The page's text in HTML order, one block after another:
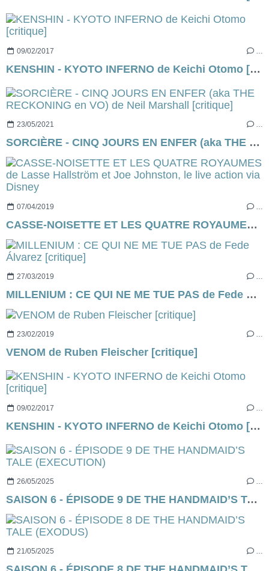
09/02/2017 …
KENSHIN - KYOTO INFERNO de Keichi Otomo [critique]
23/05/2021 …
SORCIÈRE - CINQ JOURS EN ENFER (aka THE RECKONING en VO) de Neil Marshall [critique]
07/04/2019
CASSE-NOISETTE ET LES QUATRE ROYAUMES de Lasse Hallström et Joe Johnston, le live action via Disney
27/03/2019 …
MILLENIUM : CE QUI NE ME TUE PAS de Fede Álvarez [critique]
23/02/2019 …
VENOM de Ruben Fleischer [critique]
09/02/2017
KENSHIN - KYOTO INFERNO de Keichi Otomo [critique]
26/05/2025 …
SAISON 6 - ÉPISODE 9 DE THE HANDMAID’S TALE (EXECUTION)
21/05/2025 …